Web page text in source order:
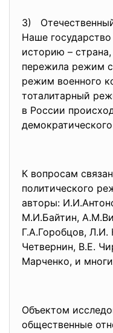
3)
Наше
историю –
пережила режим
режим военного
тоталитарный
в России
К вопросам
политического
авторы:
М.И.Байтин,
Г.А.Горобцов, Л.И.
Четвернин, В.Е.
Марченко, и
Объектом
общественные